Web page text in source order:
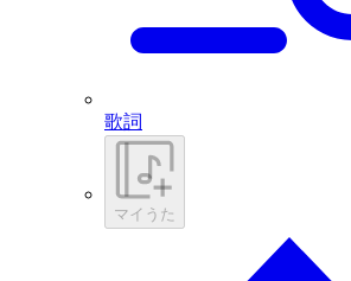
歌詞
マイうた